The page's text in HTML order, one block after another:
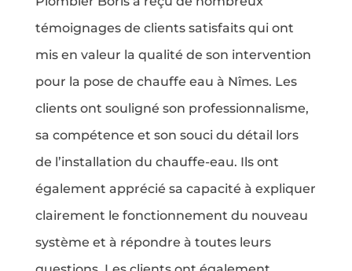
témoignages de clients satisfaits qui ont
mis en valeur la qualité de son intervention
pour la pose de chauffe eau à Nîmes. Les
clients ont souligné son professionnalisme,
sa compétence et son souci du détail lors
de l’installation du chauffe-eau. Ils ont
également apprécié sa capacité à expliquer
clairement le fonctionnement du nouveau
système et à répondre à toutes leurs